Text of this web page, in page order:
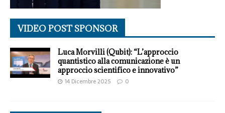
VIDEO POST SPONSOR
Luca Morvilli (Qubit): “L’approccio
quantistico alla comunicazione è un
approccio scientifico e innovativo”
14 Dicembre 2025 0